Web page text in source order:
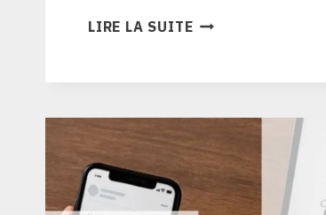
LIRE LA SUITECOMMENT
STORY
INSTAGRAM
2025